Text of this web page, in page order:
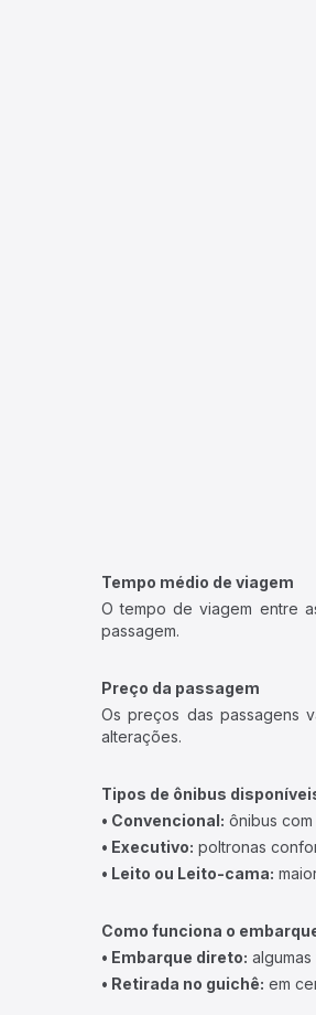
Tempo médio de viagem
O tempo de viagem entre
passagem.
Preço da passagem
Os preços das passagens
alterações.
Tipos de ônibus
• Convencional: ônibus
• Executivo: poltronas
• Leito ou Leito-cama:
Como funciona o
• Embarque direto:
• Retirada no guichê: em